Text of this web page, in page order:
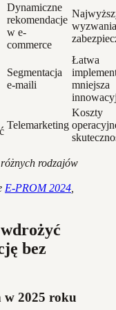
Dynamiczne
rekomendacje
w e-
commerce
Segmentacja
e-maili
Łatwa
mniejsza
Telemarketing
Koszty
rodzajów
E-PROM 2024
bez
2025 roku